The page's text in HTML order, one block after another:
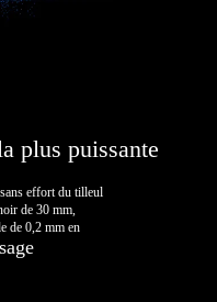
plus puissante
effort du tilleul
de 30 mm,
de 0,2 mm en